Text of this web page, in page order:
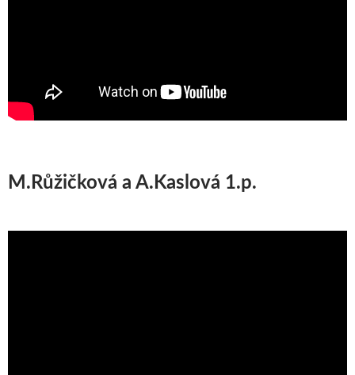
M.Růžičková a A.Kaslová 1.p.